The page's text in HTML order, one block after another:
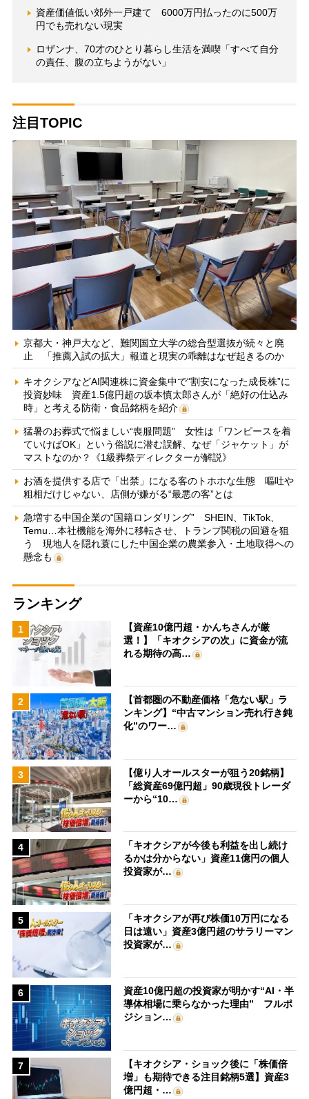
資産価値低い郊外一戸建て 6000万円払ったのに500万
円でも売れない現実
ロザンナ、70才のひとり暮らし生活を満喫「すべて自分
の責任、腹の立ちようがない」
注目TOPIC
京都大・神戸大など、難関国立大学の総合型選抜が続々と廃
止 「推薦入試の拡大」報道と現実の乖離はなぜ起きるのか
キオクシアなどAI関連株に資金集中で“割安になった成長株”に
投資妙味 資産1.5億円超の坂本慎太郎さんが「絶好の仕込み
時」と考える防衛・食品銘柄を紹介
猛暑のお葬式で悩ましい“喪服問題” 女性は「ワンピースを着
ていけばOK」という俗説に潜む誤解、なぜ「ジャケット」が
マストなのか？《1級葬祭ディレクターが解説》
お酒を提供する店で「出禁」になる客のトホホな生態 嘔吐や
粗相だけじゃない、店側が嫌がる“最悪の客”とは
急増する中国企業の“国籍ロンダリング” SHEIN、TikTok、
Temu…本社機能を海外に移転させ、トランプ関税の回避を狙
う 現地人を隠れ蓑にした中国企業の農業参入・土地取得への
懸念も
ランキング
1
【資産10億円超・かんちさんが厳
選！】「キオクシアの次」に資金が流
れる期待の高…
2
【首都圏の不動産価格「危ない駅」ラ
ンキング】“中古マンション売れ行き鈍
化”のワー…
3
【億り人オールスターが狙う20銘柄】
「総資産69億円超」90歳現役トレーダ
ーから“10…
4
「キオクシアが今後も利益を出し続け
るかは分からない」資産11億円の個人
投資家が…
5
「キオクシアが再び株価10万円になる
日は遠い」資産3億円超のサラリーマン
投資家が…
6
資産10億円超の投資家が明かす“AI・半
導体相場に乗らなかった理由” フルポ
ジション…
7
【キオクシア・ショック後に「株価倍
増」も期待できる注目銘柄5選】資産3
億円超・…